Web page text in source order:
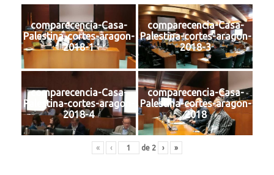
comparecencia-Casa-
Palestina-cortes-aragon-
2018-1
comparecencia-Casa-
Palestina-cortes-aragon-
2018-3
comparecencia-Casa-
Palestina-cortes-aragon-
2018-4
comparecencia-Casa-
Palestina-cortes-aragon-
2018
« ‹ de 2 › »